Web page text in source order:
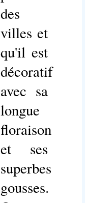
des
villes et
qu'il est
décoratif
avec sa
longue
floraison
et ses
superbes
gousses.